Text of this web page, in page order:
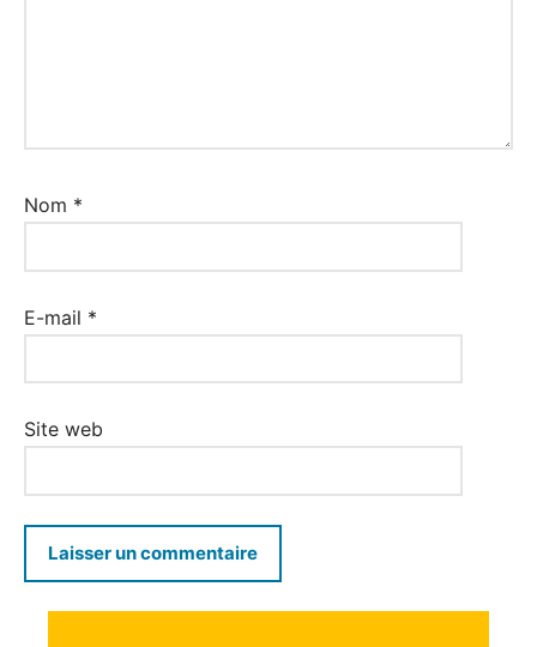
Nom *
E-mail *
Site web